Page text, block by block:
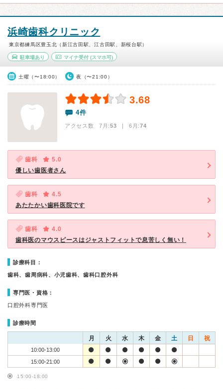
浜崎歯科クリニック
東京都練馬区豊玉北（新江古田駅、江古田駅、新桜台駅）
駐車場あり マイナ受付(スマホ可)
土曜（〜18:00） 夜（〜21:00）
3.68
4件
アクセス数 7月:53 | 6月:74
歯科
5.0
優しい歯医者さん
歯科
4.5
あたたかい歯科医院です
歯科
4.0
歯科医のマウスピースはジャストフィットで息苦しく無い！
診療科目：
歯科、歯周病科、小児歯科、歯科口腔外科
専門医・資格：
口腔外科専門医
診療時間
月 火 水 木 金 土 日 祝
10:00-13:00
15:00-21:00
15:00-18:00